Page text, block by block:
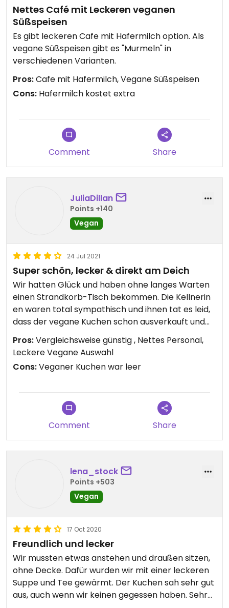
Nettes Café mit Leckeren veganen
Süßspeisen
Es gibt leckeren Cafe mit Hafermilch option. Als
vegane Süßspeisen gibt es "Murmeln" in
verschiedenen Varianten.
Pros:Cafe mit Hafermilch, Vegane Süßspeisen
Cons: Hafermilch kostet extra
Comment Share
JuliaDillan
Points +140
Vegan
24 Jul 2021
Super schön, lecker & direkt am Deich
Wir hatten Glück und haben ohne langes Warten
einen Strandkorb-Tisch bekommen. Die Kellnerin
en waren total sympathisch und ihnen tat es leid,
dass der vegane Kuchen schon ausverkauft und
sie statt Sojamilch nurnoch Hafermilch hatten.
Kaffee war sehr lecker und die veganen
Schokomurmeln auch (wir hatten Espresso-
Schoko-Krokant und Schoko-Quinoa) - richtig geil
ein, wir hatten einfach Glück.
Pros:Vergleichsweise günstig , Nettes Personal,
Leckere Vegane Auswahl
Cons:Veganer Kuchen war leer
Comment Share
lena_stock
Points +503
Vegan
17 Oct 2020
Freundlich und lecker
Wir mussten etwas anstehen und draußen sitzen,
ohne Decke. Dafür wurden wir mit einer leckeren
Suppe und Tee gewärmt. Der Kuchen sah sehr gut
aus, auch wenn wir keinen gegessen haben. Sehr